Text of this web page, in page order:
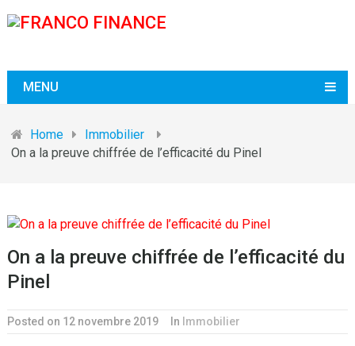
MENU
Home
Immobilier
On a la preuve chiffrée de l’efficacité du Pinel
On a la preuve chiffrée de l’efficacité du
Pinel
Posted on 12 novembre 2019 In Immobilier